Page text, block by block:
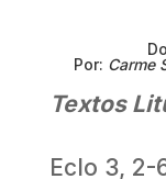
Por: Carme
Textos
Eclo 3, 2-